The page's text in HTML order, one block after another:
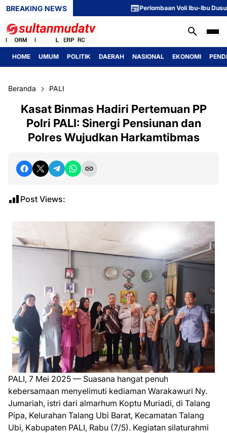
BREAKING NEWS Perlombaan Voli Ibu-Ibu Dusun 1
HOME UMUM POLITIK DAERAH NASIONAL EKONOMI
Beranda PALI
Kasat Binmas Hadiri Pertemuan PP
Polri PALI: Sinergi Pensiunan dan
Polres Wujudkan Harkamtibmas
Post Views:
PALI, 7 Mei 2025 — Suasana hangat penuh
kebersamaan menyelimuti kediaman Warakawuri Ny.
Jumariah, istri dari almarhum Koptu Muriadi, di Talang
Pipa, Kelurahan Talang Ubi Barat, Kecamatan Talang
Ubi, Kabupaten PALI, Rabu (7/5). Kegiatan silaturahmi